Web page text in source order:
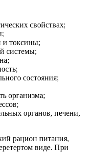
свойствах;
и токсины;
системы;
состояния;
организма;
органов, печени,
рацион питания,
виде. При